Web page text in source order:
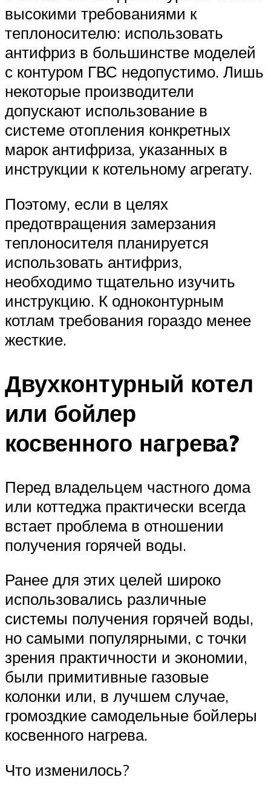
высокими требованиями к
теплоносителю: использовать
антифриз в большинстве моделей
с контуром ГВС недопустимо. Лишь
некоторые производители
допускают использование в
системе отопления конкретных
марок антифриза, указанных в
инструкции к котельному агрегату.
Поэтому, если в целях
предотвращения замерзания
теплоносителя планируется
использовать антифриз,
необходимо тщательно изучить
инструкцию. К одноконтурным
котлам требования гораздо менее
жесткие.
Двухконтурный котел
или бойлер
косвенного нагрева?
Перед владельцем частного дома
или коттеджа практически всегда
встает проблема в отношении
получения горячей воды.
Ранее для этих целей широко
использовались различные
системы получения горячей воды,
но самыми популярными, с точки
зрения практичности и экономии,
были примитивные газовые
колонки или, в лучшем случае,
громоздкие самодельные бойлеры
косвенного нагрева.
Что изменилось?